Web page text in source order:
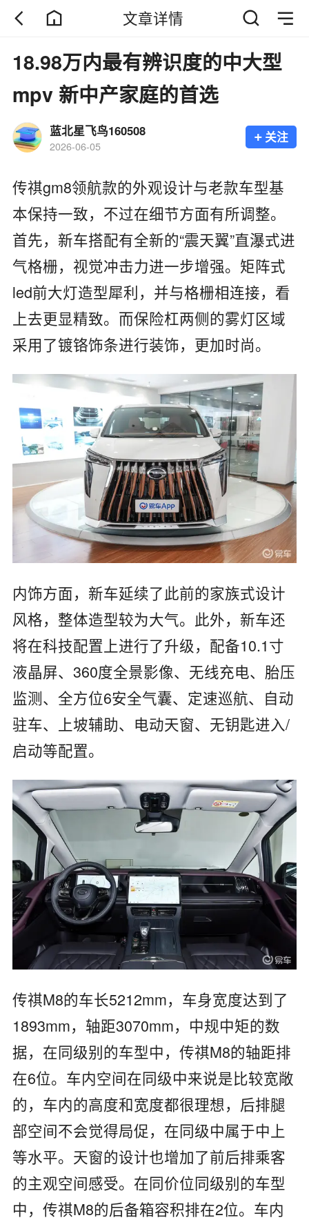
文章详情
18.98万内最有辨识度的中大型
mpv 新中产家庭的首选
蓝北星飞鸟160508
2026-06-05
+ 关注
传祺gm8领航款的外观设计与老款车型基
本保持一致，不过在细节方面有所调整。
首先，新车搭配有全新的“震天翼”直瀑式进
气格栅，视觉冲击力进一步增强。矩阵式
led前大灯造型犀利，并与格栅相连接，看
上去更显精致。而保险杠两侧的雾灯区域
采用了镀铬饰条进行装饰，更加时尚。
内饰方面，新车延续了此前的家族式设计
风格，整体造型较为大气。此外，新车还
将在科技配置上进行了升级，配备10.1寸
液晶屏、360度全景影像、无线充电、胎压
监测、全方位6安全气囊、定速巡航、自动
驻车、上坡辅助、电动天窗、无钥匙进入/
启动等配置。
传祺M8的车长5212mm，车身宽度达到了
1893mm，轴距3070mm，中规中矩的数
据，在同级别的车型中，传祺M8的轴距排
在6位。车内空间在同级中来说是比较宽敞
的，车内的高度和宽度都很理想，后排腿
部空间不会觉得局促，在同级中属于中上
等水平。天窗的设计也增加了前后排乘客
的主观空间感受。在同价位同级别的车型
中，传祺M8的后备箱容积排在2位。车内